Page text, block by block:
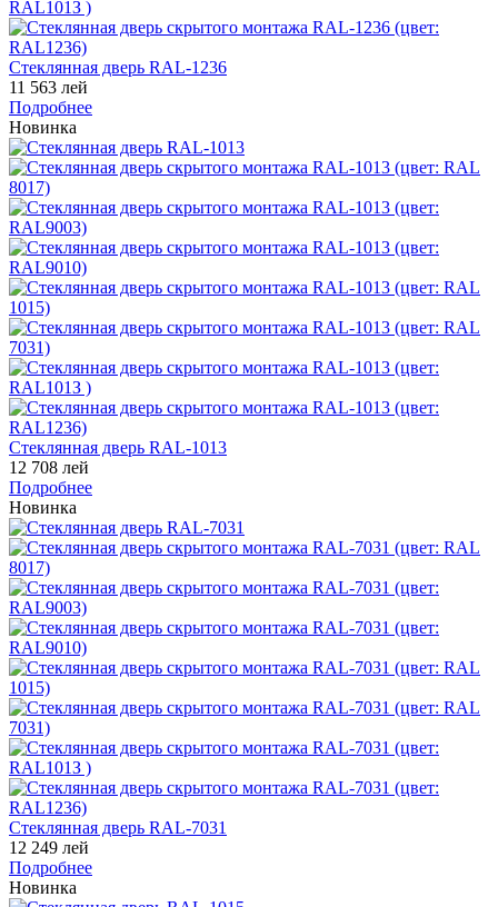
Стеклянная дверь RAL-1236
11 563 лей
Подробнее
Новинка
Стеклянная дверь RAL-1013
12 708 лей
Подробнее
Новинка
Стеклянная дверь RAL-7031
12 249 лей
Подробнее
Новинка